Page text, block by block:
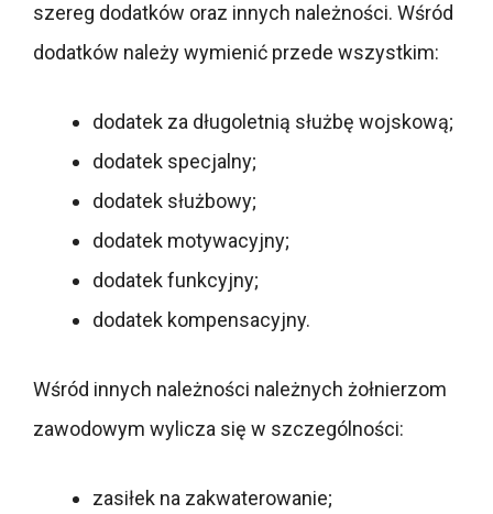
szereg dodatków oraz innych należności. Wśród
dodatków należy wymienić przede wszystkim:
dodatek za długoletnią służbę wojskową;
dodatek specjalny;
dodatek służbowy;
dodatek motywacyjny;
dodatek funkcyjny;
dodatek kompensacyjny.
Wśród innych należności należnych żołnierzom
zawodowym wylicza się w szczególności:
zasiłek na zakwaterowanie;